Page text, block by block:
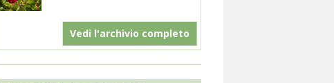
Vedi l'archivio completo